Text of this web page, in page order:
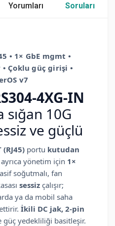
Yorumları
Soruları
• 1× GbE mgmt •
• Çoklu güç girişi •
v7
4XG-IN
10G
ve güçlü
(RJ45) portu kutudan
ayrıca yönetim için 1×
soğutmalı, fan
sessiz çalışır;
ya da mobil saha
İkili DC jak, 2-pin
güç yedekliliği basitleşir.